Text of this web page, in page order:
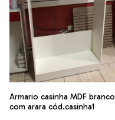
Armario casinha MDF branco
com arara cód.casinha1